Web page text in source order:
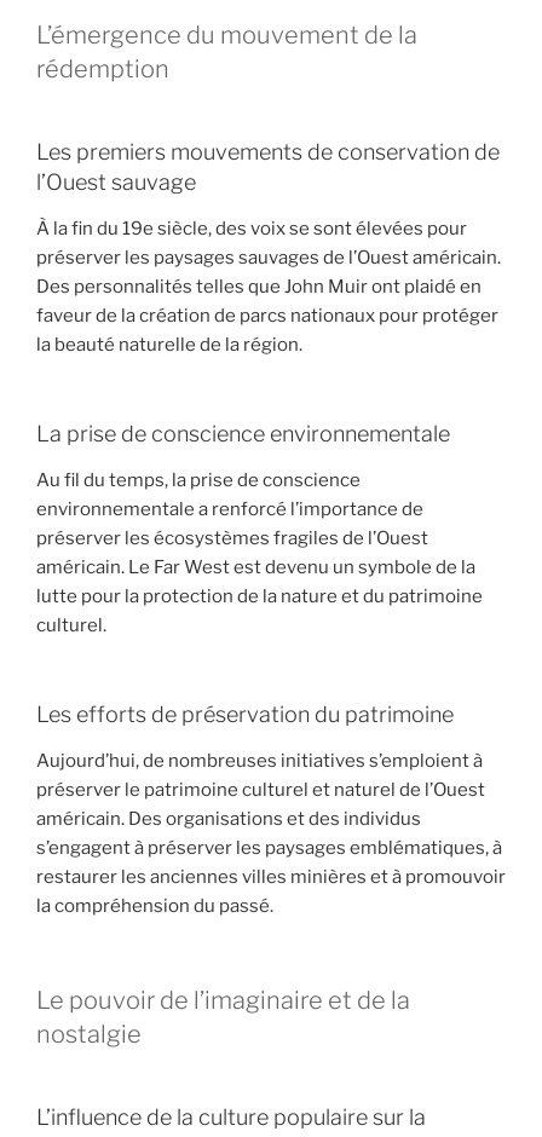
L’émergence du mouvement de la
rédemption
Les premiers mouvements de conservation de
l’Ouest sauvage
À la fin du 19e siècle, des voix se sont élevées pour
préserver les paysages sauvages de l’Ouest américain.
Des personnalités telles que John Muir ont plaidé en
faveur de la création de parcs nationaux pour protéger
la beauté naturelle de la région.
La prise de conscience environnementale
Au fil du temps, la prise de conscience
environnementale a renforcé l’importance de
préserver les écosystèmes fragiles de l’Ouest
américain. Le Far West est devenu un symbole de la
lutte pour la protection de la nature et du patrimoine
culturel.
Les efforts de préservation du patrimoine
Aujourd’hui, de nombreuses initiatives s’emploient à
préserver le patrimoine culturel et naturel de l’Ouest
américain. Des organisations et des individus
s’engagent à préserver les paysages emblématiques, à
restaurer les anciennes villes minières et à promouvoir
la compréhension du passé.
Le pouvoir de l’imaginaire et de la
nostalgie
L’influence de la culture populaire sur la